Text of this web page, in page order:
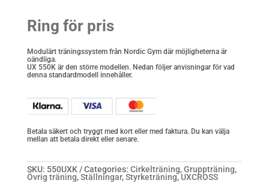
Ring för pris
Modulärt träningssystem från Nordic Gym där möjligheterna är
oändliga.
UX 550K är den större modellen. Nedan följer anvisningar för vad
denna standardmodell innehåller.
Betala säkert och tryggt med kort eller med faktura. Du kan välja
mellan att betala direkt eller senare.
SKU: 550UXK Categories: Cirkelträning,Gruppträning,
Övrig träning,Ställningar,Styrketräning, UXCROSS